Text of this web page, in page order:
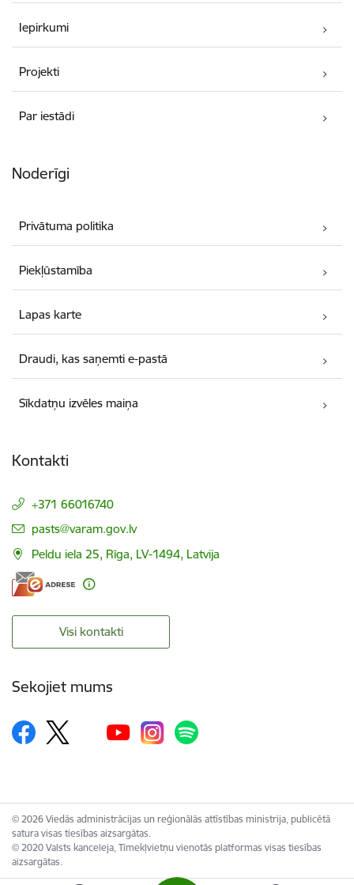
Iepirkumi
Projekti
Par iestādi
Noderīgi
Privātuma politika
Piekļūstamība
Lapas karte
Draudi, kas saņemti e-pastā
Sīkdatņu izvēles maiņa
Kontakti
+371 66016740
E-pasts:
pasts@varam.gov.lv
Peldu iela 25, Rīga, LV-1494, Latvija
Visi kontakti
Sekojiet mums
© 2026 Viedās administrācijas un reģionālās attīstības ministrija, publicētā
satura visas tiesības aizsargātas.
© 2020 Valsts kanceleja, Tīmekļvietņu vienotās platformas visas tiesības
aizsargātas.